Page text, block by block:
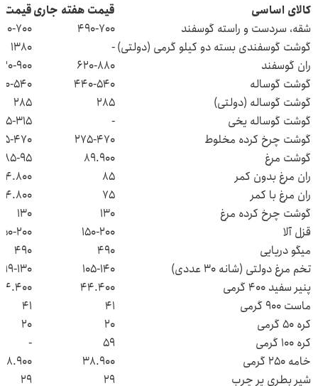
کالای اساسی
قیمت هفته جاریقیمت
شقه، سردست و راسته گوسفند
۴۹۰-۷۰۰
۴۹۰-
گوشت گوسفندی بسته دو کیلو گرمی (دولتی)-
۱۳۸۰
ران گوسفند
۶۲۰-۸۸۰
۶۲۰-
گوشت گوساله
۴۴۰-۵۴۰
۴۴۰-
گوشت گوساله (دولتی)
۲۸۵
۲۸۵
گوشت گوساله یخی
-
۳۰۵-
گوشت چرخ کرده مخلوط
۲۷۵-۴۷۰
۲۷۵-
گوشت مرغ
۸۹.۹۰۰
۸۵-۹۵
ران مرغ بدون کمر
۸۵
ران مرغ با کمر
۷۵
گوشت چرخ کرده مرغ
۱۳۰
۱۳۰
قزل آلا
۱۵۰-۲۰۰
۱۵۰-
میگو دریایی
۴۹۰
۴۹۰
تخم مرغ دولتی (شانه ۳۰ عددی)
۱۰۵-۱۴۰
۹۹-۱۳۰
پنیر سفید ۴۰۰ گرمی
۴۴.۴۰۰
ماست ۹۰۰ گرمی
۴۱
۴۱
کره ۵۰ گرمی
۲۰
۲۰
کره ۱۰۰ گرمی
۵۹
-
خامه ۲۵۰ گرمی
۳۸.۹۰۰
۳۸.۹۰۰
شیر بطری پر چرب
۲۹
۲۹